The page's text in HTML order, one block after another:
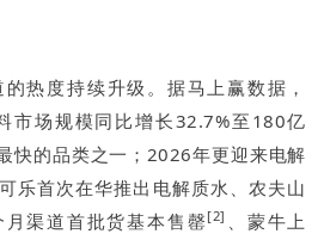
热度持续升级。据马上赢数据，
市场规模同比增长32.7%至180亿
快的品类之一；2026年更迎来电解
首次在华推出电解质水、农夫山
渠道首批货基本售罄[2]
、蒙牛上